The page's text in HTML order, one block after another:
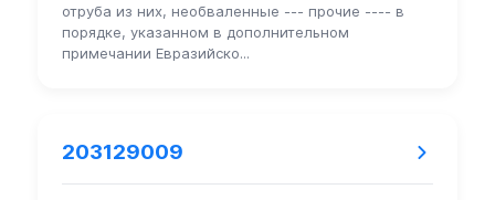
отруба из них, необваленные --- прочие ---- в
порядке, указанном в дополнительном
примечании Евразийско...
203129009